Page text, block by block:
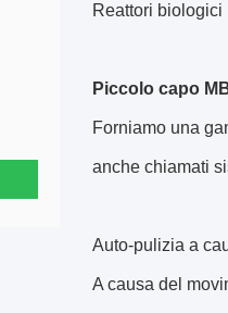
Reattori
Piccolo capo
Forniamo una
anche chiamati
Auto-pulizia a
A causa del